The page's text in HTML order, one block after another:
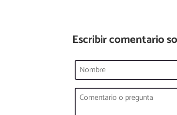
Escribir comentario